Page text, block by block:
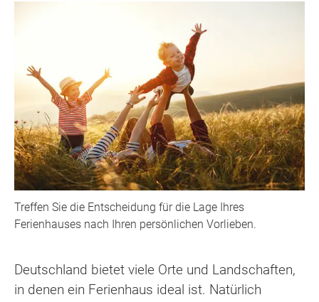
Treffen Sie die Entscheidung für die Lage Ihres
Ferienhauses nach Ihren persönlichen Vorlieben.
Deutschland bietet viele Orte und Landschaften,
in denen ein Ferienhaus ideal ist. Natürlich